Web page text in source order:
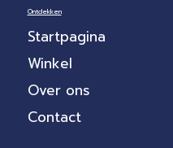
Ontdekken
Startpagina
Winkel
Over ons
Contact